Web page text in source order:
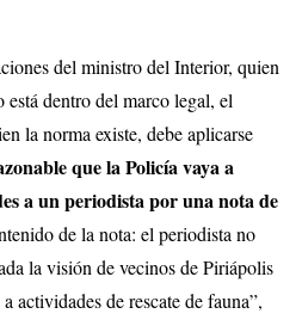
del ministro del Interior, quien
dentro del marco legal, el
la norma existe, debe aplicarse
que la Policía vaya a
a un periodista por una nota de
de la nota: el periodista no
la visión de vecinos de Piriápolis
actividades de rescate de fauna”,